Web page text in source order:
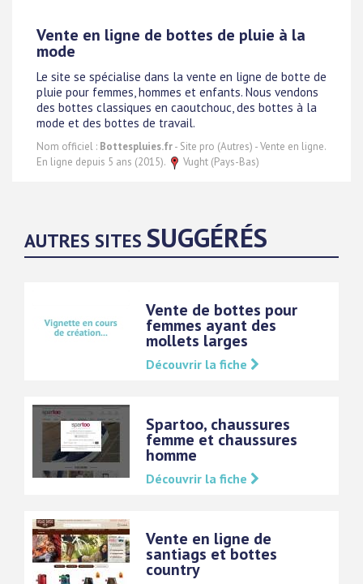
Vente en ligne de bottes de pluie à la
mode
Le site se spécialise dans la vente en ligne de botte de
pluie pour femmes, hommes et enfants. Nous vendons
des bottes classiques en caoutchouc, des bottes à la
mode et des bottes de travail.
Nom officiel : Bottespluies.fr- Site pro (Autres) - Vente en ligne.
En ligne depuis 5 ans (2015).
Vught (Pays-Bas)
AUTRES SITES SUGGÉRÉS
Vente de bottes pour
femmes ayant des
mollets larges
Découvrir la fiche
Spartoo, chaussures
femme et chaussures
homme
Découvrir la fiche
Vente en ligne de
santiags et bottes
country